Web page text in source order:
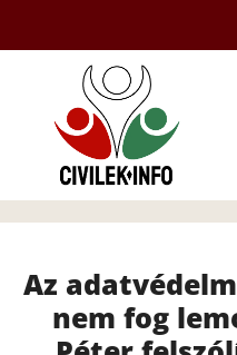
tartalomba
Az
nem fog